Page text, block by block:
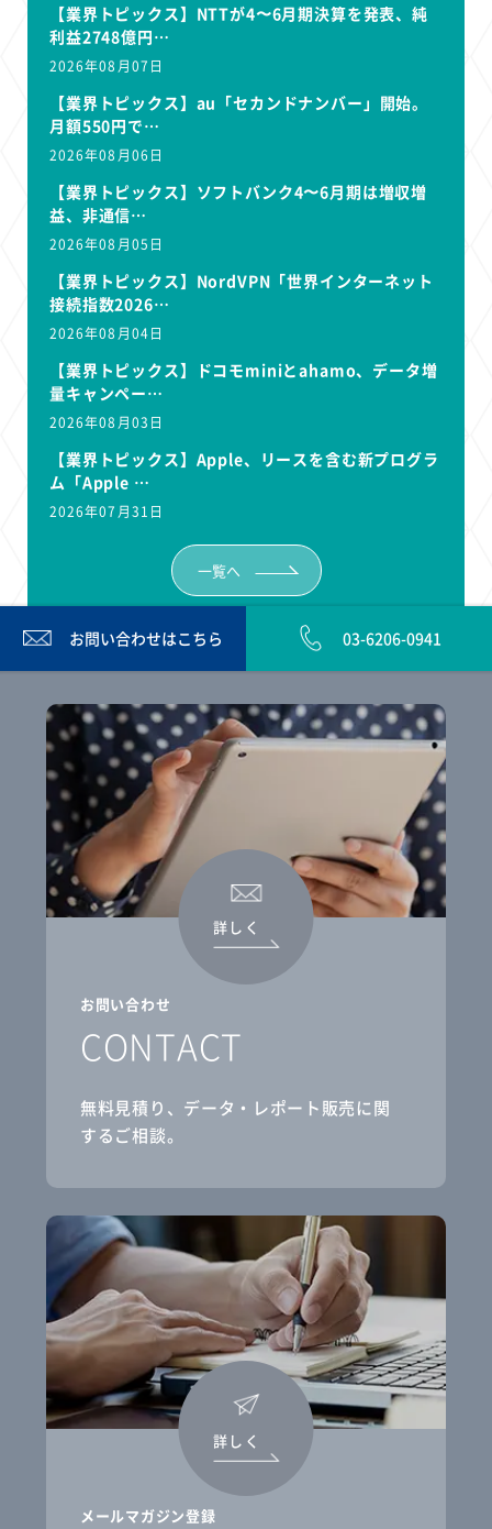
【業界トピックス】NTTが4〜6月期決算を発表、純
利益2748億円…
2026年08月07日
【業界トピックス】au「セカンドナンバー」開始。
月額550円で…
2026年08月06日
【業界トピックス】ソフトバンク4〜6月期は増収増
益、非通信…
2026年08月05日
【業界トピックス】NordVPN「世界インターネット
接続指数2026…
2026年08月04日
【業界トピックス】ドコモminiとahamo、データ増
量キャンペー…
2026年08月03日
【業界トピックス】Apple、リースを含む新プログラ
ム「Apple …
2026年07月31日
一覧へ
お問い合わせはこちら 03-6206-0941
お問い合わせ
CONTACT
無料見積り、データ・レポート販売に関
するご相談。
詳しく
メールマガジン登録
詳しく